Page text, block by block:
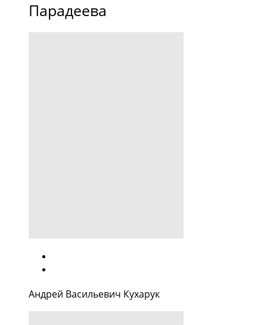
Парадеева
Андрей Васильевич Кухарук